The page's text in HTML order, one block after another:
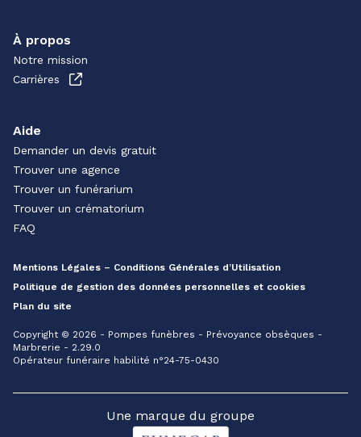
À propos
Notre mission
Carrières
Aide
Demander un devis gratuit
Trouver une agence
Trouver un funérarium
Trouver un crématorium
FAQ
Mentions Légales – Conditions Générales d’Utilisation
Politique de gestion des données personnelles et cookies
Plan du site
Copyright © 2026 - Pompes funèbres - Prévoyance obsèques -
Marbrerie - 2.29.0
Opérateur funéraire habilité n°24-75-0430
Une marque du groupe